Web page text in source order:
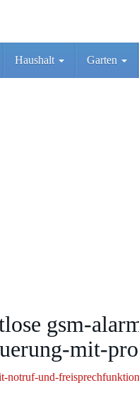
Haushalt Garten
gsm-
mit-